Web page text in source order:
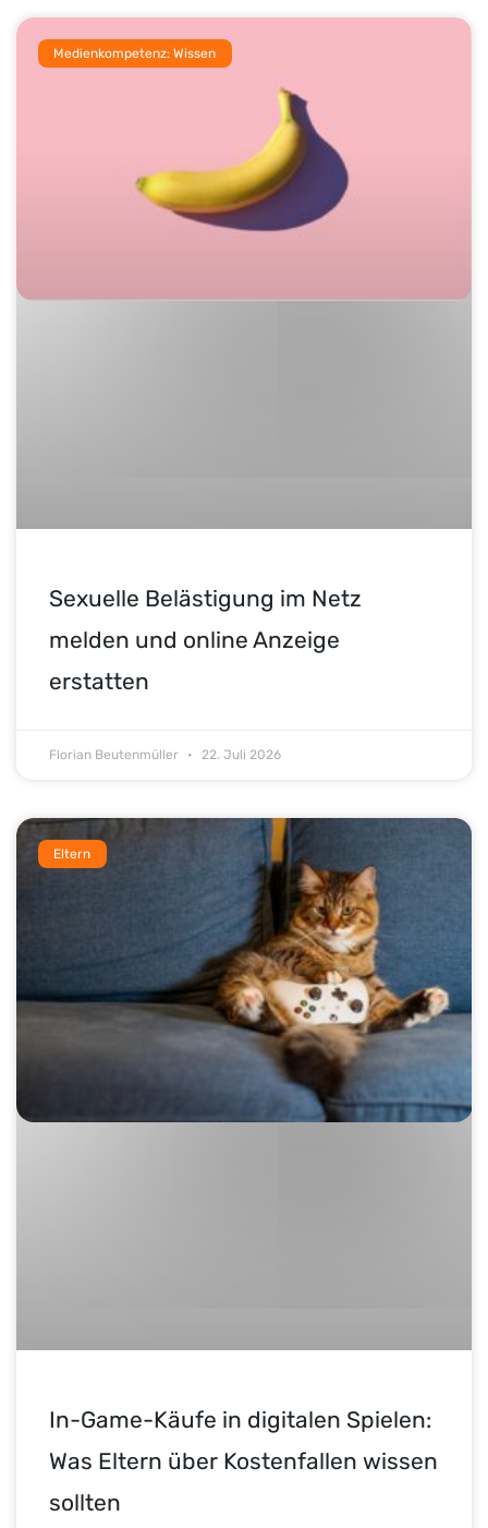
Medienkompetenz: Wissen
Sexuelle Belästigung im Netz
melden und online Anzeige
erstatten
Florian Beutenmüller 22. Juli 2026
Eltern
In-Game-Käufe in digitalen Spielen:
Was Eltern über Kostenfallen wissen
sollten